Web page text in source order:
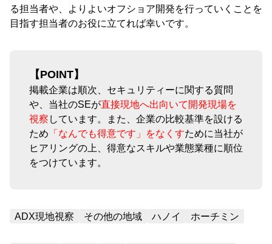
る担当者や、よりよいオフショア開発を行っていくことを
目指す担当者のお役に立てれば幸いです。
【POINT】
掲載企業は順次、セキュリティーに関する質問
や、当社のSEが直接現地へ出向いて開発現場を
視察 しています。また、企業の比較基準を設ける
ため 「なんでも得意です」をなくすために当社が
ヒアリングの上、得意なスキルや業態業種に順位
をつけています。
ADX現地視察 その他の地域 ハノイ ホーチミン